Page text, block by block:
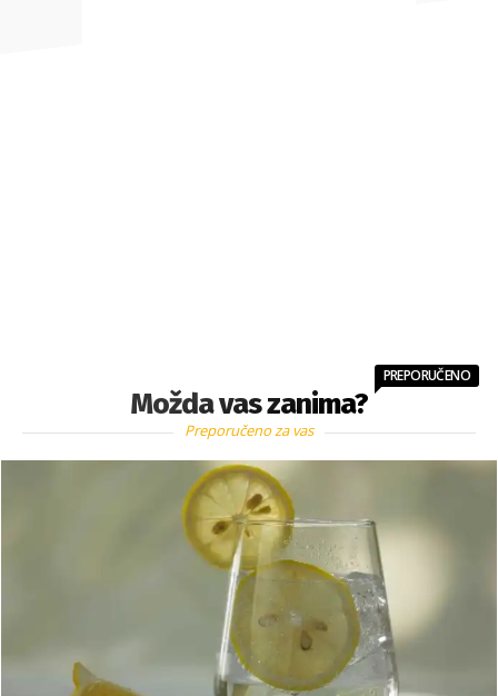
Možda vas zanima?
PREPORUČENO
Preporučeno za vas